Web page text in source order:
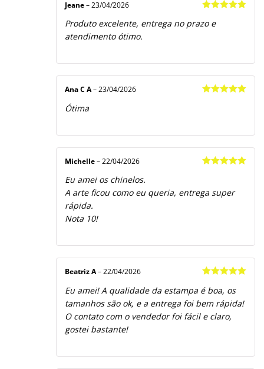
de 5
Jeane – 23/04/2026
Produto excelente, entrega no prazo e
atendimento ótimo.
Ana C A– 23/04/2026
Ótima
Michelle – 22/04/2026
Eu amei os chinelos.
A arte ficou como eu queria, entrega super
rápida.
Nota 10!
de 5
Beatriz A– 22/04/2026
Eu amei! A qualidade da estampa é boa, os
tamanhos são ok, e a entrega foi bem rápida!
O contato com o vendedor foi fácil e claro,
gostei bastante!